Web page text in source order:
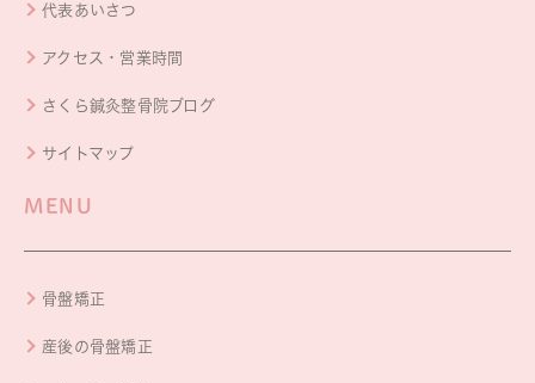
代表あいさつ
アクセス・営業時間
さくら鍼灸整骨院ブログ
サイトマップ
MENU
骨盤矯正
産後の骨盤矯正